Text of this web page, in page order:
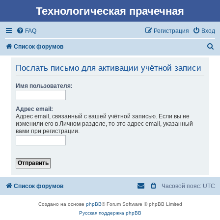
Технологическая прачечная
FAQ Вход
Регистрация
Список форумов
Послать письмо для активации учётной записи
Имя пользователя:
Адрес email:
Адрес email, связанный с вашей учётной записью. Если вы не
изменили его в Личном разделе, то это адрес email, указанный
вами при регистрации.
Список форумов Часовой пояс: UTC
Создано на основе phpBB® Forum Software © phpBB Limited
Русская поддержка phpBB